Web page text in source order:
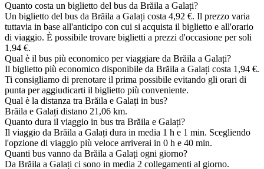
Quanto costa un biglietto del bus da Brăila a Galați?
Un biglietto del bus da Brăila a Galați costa 4,92 €. Il prezzo varia
tuttavia in base all'anticipo con cui si acquista il biglietto e all'orario
di viaggio. È possibile trovare biglietti a prezzi d'occasione per soli
1,94 €.
Qual è il bus più economico per viaggiare da Brăila a Galați?
Il biglietto più economico disponibile da Brăila a Galați costa 1,94 €.
Ti consigliamo di prenotare il prima possibile evitando gli orari di
punta per aggiudicarti il biglietto più conveniente.
Qual è la distanza tra Brăila e Galați in bus?
Brăila e Galați distano 21,06 km.
Quanto dura il viaggio in bus tra Brăila e Galați?
Il viaggio da Brăila a Galați dura in media 1 h e 1 min. Scegliendo
l'opzione di viaggio più veloce arriverai in 0 h e 40 min.
Quanti bus vanno da Brăila a Galați ogni giorno?
Da Brăila a Galați ci sono in media 2 collegamenti al giorno.